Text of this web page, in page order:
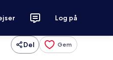
Log på
Del Gem